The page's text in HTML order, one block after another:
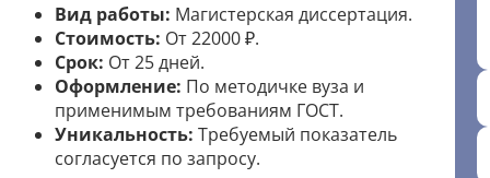
Вид работы: Магистерская диссертация.
Стоимость: От 22000 ₽.
Срок: От 25 дней.
Оформление: По методичке вуза и
применимым требованиям ГОСТ.
Уникальность: Требуемый показатель
согласуется по запросу.